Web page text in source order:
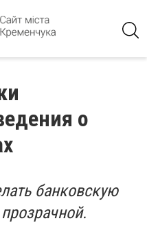
о
банковскую